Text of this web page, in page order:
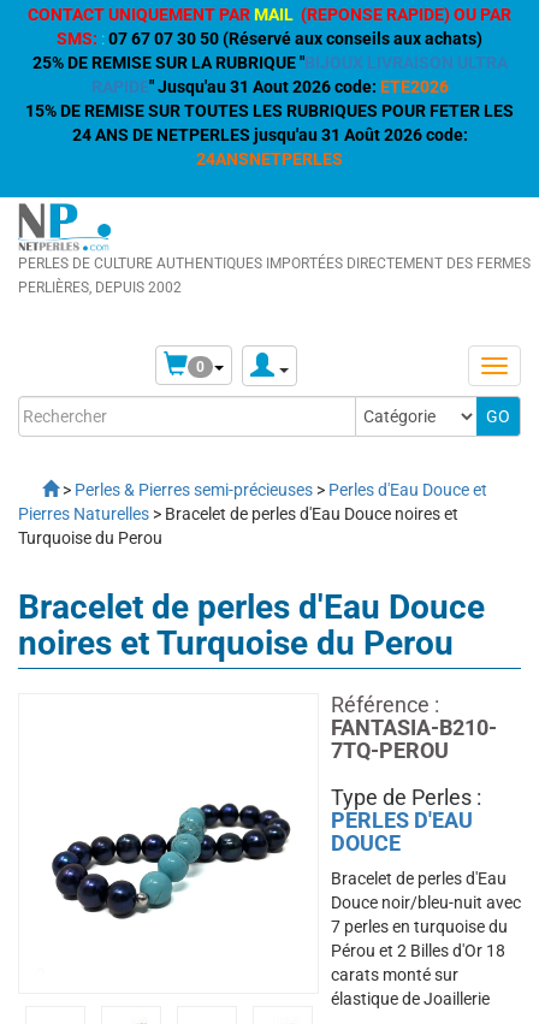
CONTACT UNIQUEMENT PARMAIL (REPONSE RAPIDE) OU PAR
SMS: :07 67 07 30 50 (Réservé aux conseils aux achats)
25% DE REMISE SUR LA RUBRIQUE "BIJOUX LIVRAISON ULTRA
RAPIDE" Jusqu'au 31 Aout 2026 code: ETE2026
15% DE REMISE SUR TOUTES LES RUBRIQUES POUR FETER LES
24 ANS DE NETPERLES jusqu'au 31 Août 2026 code:
24ANSNETPERLES
PERLES DE CULTURE AUTHENTIQUES IMPORTÉES DIRECTEMENT DES FERMES
PERLIÈRES, DEPUIS 2002
0
> Perles & Pierres semi-précieuses > Perles d'Eau Douce et
Pierres Naturelles > Bracelet de perles d'Eau Douce noires et
Turquoise du Perou
Bracelet de perles d'Eau Douce
noires et Turquoise du Perou
Référence :
FANTASIA-B210-
7TQ-PEROU
Type de Perles :
PERLES D'EAU
DOUCE
Bracelet de perles d'Eau
Douce noir/bleu-nuit avec
7 perles en turquoise du
Pérou et 2 Billes d'Or 18
carats monté sur
élastique de Joaillerie